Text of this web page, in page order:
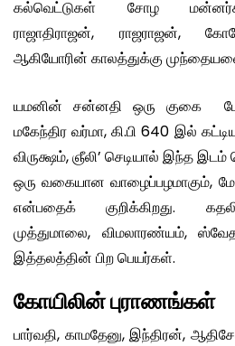
கல்வெட்டுகள் சோழ
ராஜாதிராஜன், ராஜராஜன்,
ஆகியோரின் காலத்துக்கு
யமனின் சன்னதி ஒரு குகை
மகேந்திர வர்மா, கி.பி 640 இல்
விருக்ஷம், ஞீலி’ செடியால் இந்த இடம்
ஒரு வகையான வாழைப்பழமாகும்,
என்பதைக் குறிக்கிறது.
முத்துமாலை, விமலாரண்யம்,
இத்தலத்தின் பிற பெயர்கள்.
கோயிலின் புராணங்கள்
பார்வதி, காமதேனு, இந்திரன்,